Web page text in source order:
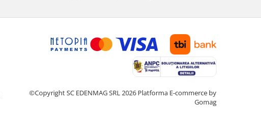
©Copyright SC EDENMAG SRL 2026 Platforma E-commerce by
Gomag